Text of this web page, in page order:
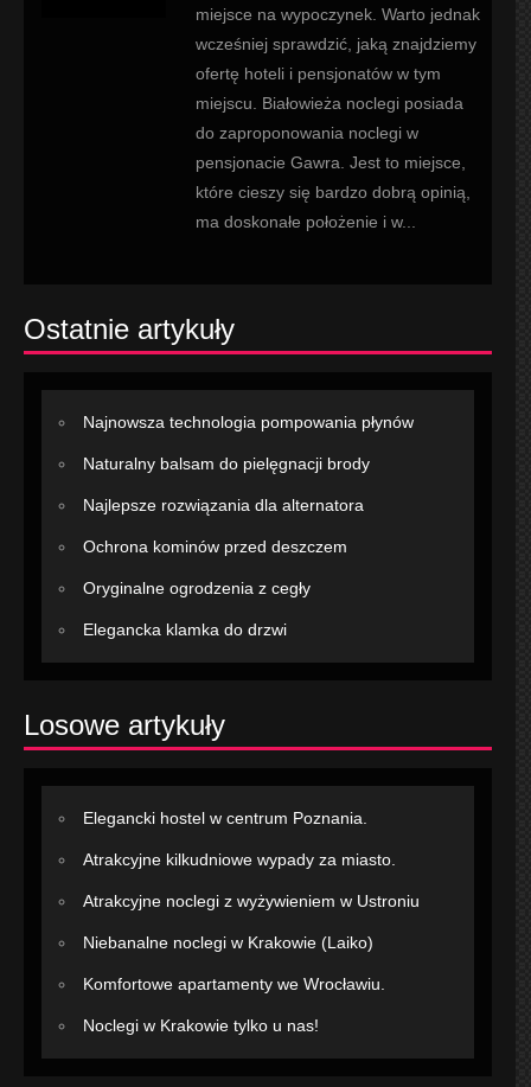
miejsce na wypoczynek. Warto jednak
wcześniej sprawdzić, jaką znajdziemy
ofertę hoteli i pensjonatów w tym
miejscu. Białowieża noclegi posiada
do zaproponowania noclegi w
pensjonacie Gawra. Jest to miejsce,
które cieszy się bardzo dobrą opinią,
ma doskonałe położenie i w...
Ostatnie artykuły
Najnowsza technologia pompowania płynów
Naturalny balsam do pielęgnacji brody
Najlepsze rozwiązania dla alternatora
Ochrona kominów przed deszczem
Oryginalne ogrodzenia z cegły
Elegancka klamka do drzwi
Losowe artykuły
Elegancki hostel w centrum Poznania.
Atrakcyjne kilkudniowe wypady za miasto.
Atrakcyjne noclegi z wyżywieniem w Ustroniu
Niebanalne noclegi w Krakowie (Laiko)
Komfortowe apartamenty we Wrocławiu.
Noclegi w Krakowie tylko u nas!